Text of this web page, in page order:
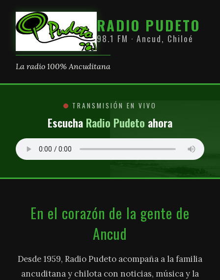
RADIO PUDETO
98.1 FM · Ancud, Chiloé
La radio 100% Ancuditana
TRANSMISIÓN EN VIVO
Escucha Radio Pudeto ahora
En el corazón de la gente de
Ancud
Desde 1959, Radio Pudeto acompaña a la familia
ancuditana y chilota con noticias, música y la